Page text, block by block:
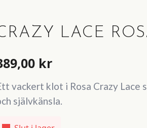
LACE
kr
vackert klot i Rosa Crazy
självkänsla.